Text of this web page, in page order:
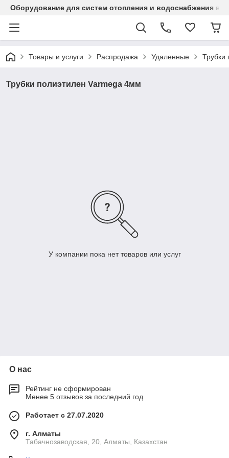
Оборудование для систем отопления и водоснабжения в
Товары и услуги Распродажа Удаленные Трубки
Трубки полиэтилен Varmega 4мм
У компании пока нет товаров или услуг
О нас
Рейтинг не сформирован
Менее 5 отзывов за последний год
Работает с 27.07.2020
г. Алматы
Табачнозаводская, 20, Алматы, Казахстан